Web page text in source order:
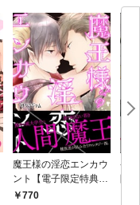
魔王様の淫恋エンカウ
ント【電子限定特典
付】770
発
限